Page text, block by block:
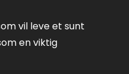
vil leve et sunt
en viktig